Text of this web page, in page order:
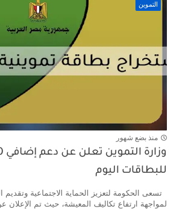
التموين
منذ بضع شهور
للبطاقات اليوم
تسعى الحكومة لتعزيز الحماية الاجتماعية وتقديم
لمواجهة ارتفاع تكاليف المعيشة، حيث تم الإعلان